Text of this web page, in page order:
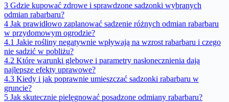
3 Gdzie kupować zdrowe i sprawdzone sadzonki wybranych
odmian rabarbaru?
4 Jak prawidłowo zaplanować sadzenie różnych odmian rabarbaru
w przydomowym ogrodzie?
4.1 Jakie rośliny negatywnie wpływają na wzrost rabarbaru i czego
nie sadzić w pobliżu?
4.2 Które warunki glebowe i parametry nasłonecznienia dają
najlepsze efekty uprawowe?
4.3 Kiedy i jak poprawnie umieszczać sadzonki rabarbaru w
gruncie?
5 Jak skutecznie pielęgnować posadzone odmiany rabarbaru?